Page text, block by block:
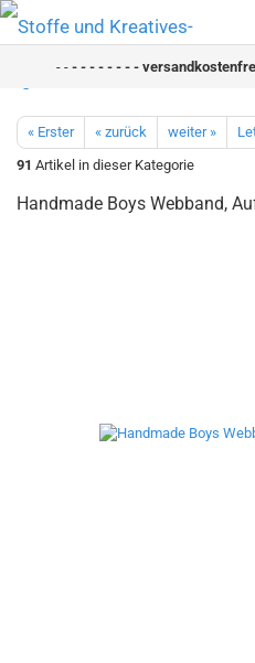
- -- - - - - - - - versandkostenfreie
« Erster « zurück weiter »
91 Artikel in dieser Kategorie
Handmade Boys Webband,